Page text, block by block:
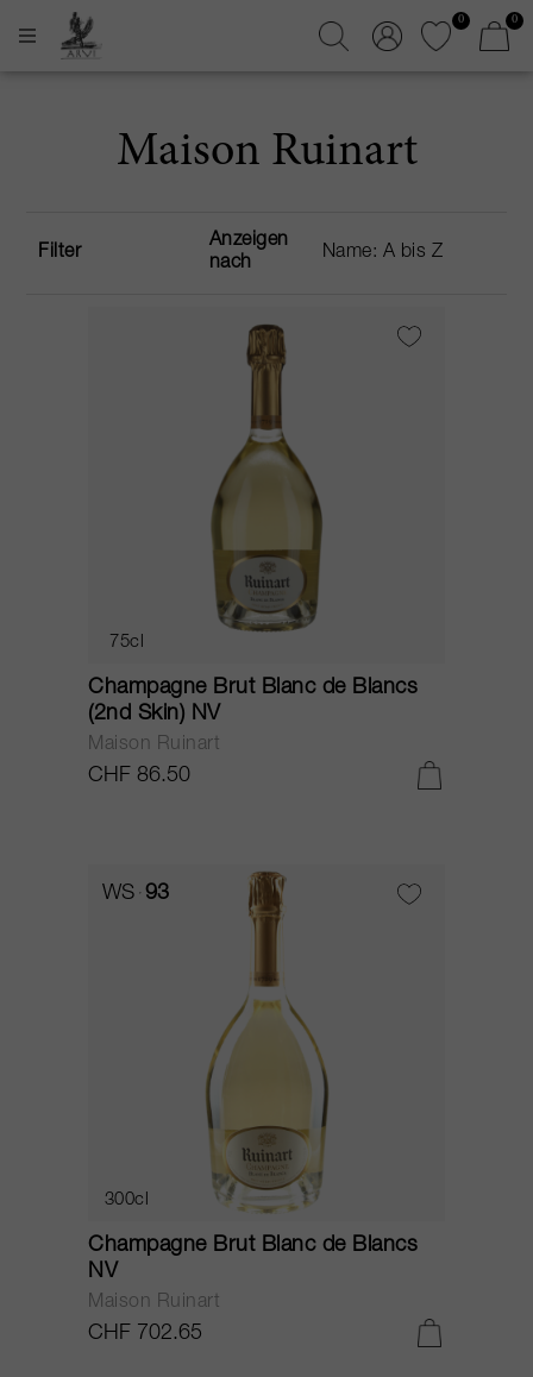
0 0
Maison Ruinart
Filter
Anzeigen
nach
75cl
Champagne Brut Blanc de Blancs
(2nd Skin) NV
Maison Ruinart
CHF 86.50
WS 93
300cl
Champagne Brut Blanc de Blancs
NV
Maison Ruinart
CHF 702.65